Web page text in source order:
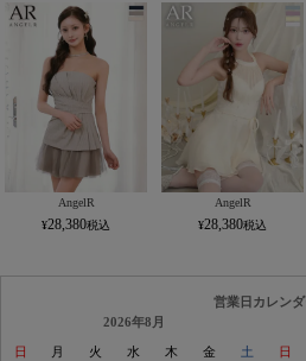
AngelR
28,380
AngelR
28,380
営業日カレン
2026年8月
日 月 火 水 木 金 土 日